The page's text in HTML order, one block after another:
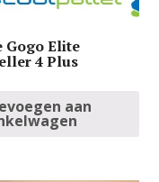
Gogo Elite
4 Plus
aan